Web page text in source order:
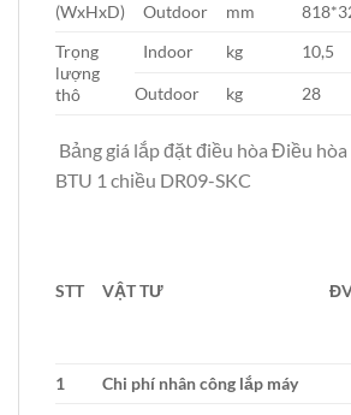
(WxHxD) Outdoor mm
Trọng
lượng
thô
Indoor kg 10,5
Outdoor kg 28
Bảng giá lắp đặt điều hòa Điều
BTU 1 chiều DR09-SKC
STT VẬT TƯ
1
Chi phí nhân công lắp máy